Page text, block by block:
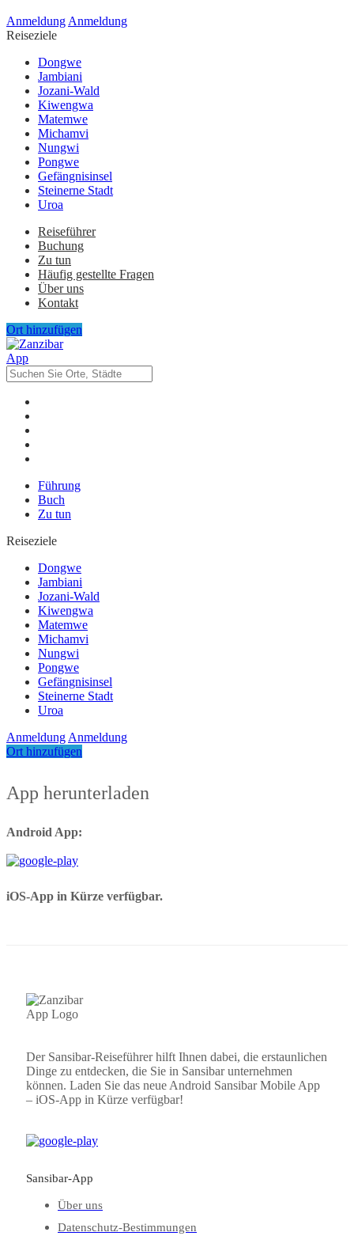
Anmeldung Anmeldung
Reiseziele
Dongwe
Jambiani
Jozani-Wald
Kiwengwa
Matemwe
Michamvi
Nungwi
Pongwe
Gefängnisinsel
Steinerne Stadt
Uroa
Reiseführer
Buchung
Zu tun
Häufig gestellte Fragen
Über uns
Kontakt
Ort hinzufügen
Führung
Buch
Zu tun
Reiseziele
Dongwe
Jambiani
Jozani-Wald
Kiwengwa
Matemwe
Michamvi
Nungwi
Pongwe
Gefängnisinsel
Steinerne Stadt
Uroa
Anmeldung Anmeldung
Ort hinzufügen
App herunterladen
Android App:
iOS-App in Kürze verfügbar.
Der Sansibar-Reiseführer hilft Ihnen dabei, die erstaunlichen
Dinge zu entdecken, die Sie in Sansibar unternehmen
können. Laden Sie das neue Android SansibarMobile App
– iOS-App in Kürze verfügbar!
Sansibar-App
Über uns
Datenschutz-Bestimmungen